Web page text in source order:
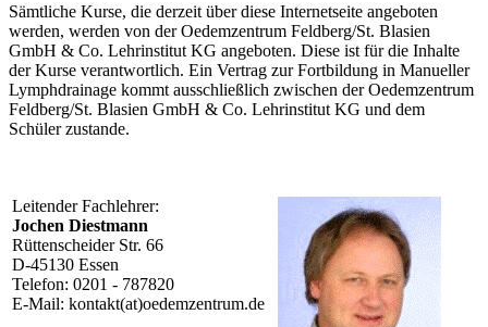
Sämtliche Kurse, die derzeit über diese Internetseite angeboten
werden, werden von der Oedemzentrum Feldberg/St. Blasien
GmbH & Co. Lehrinstitut KG angeboten. Diese ist für die Inhalte
der Kurse verantwortlich. Ein Vertrag zur Fortbildung in Manueller
Lymphdrainage kommt ausschließlich zwischen der Oedemzentrum
Feldberg/St. Blasien GmbH & Co. Lehrinstitut KG und dem
Schüler zustande.
Leitender Fachlehrer:
Jochen Diestmann
Rüttenscheider Str. 66
D-45130 Essen
Telefon: 0201 - 787820
E-Mail: kontakt(at)oedemzentrum.de